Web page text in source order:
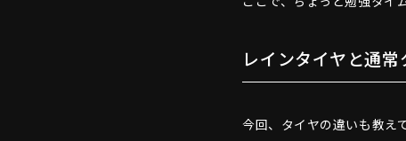
レインタイヤと通
今回、タイヤの違いも教え